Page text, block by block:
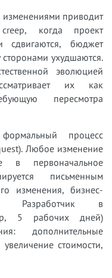
изменениями приводит
когда проект
сдвигаются, бюджет
ухудшаются.
эволюцией
их как
пересмотра
процесс
Любое изменение
первоначальное
письменным
изменения, бизнес-
Разработчик в
5 рабочих дней)
дополнительные
стоимости,